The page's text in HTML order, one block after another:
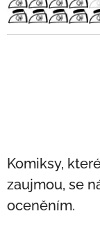
Komiksy,
zaujmou, se
oceněním.